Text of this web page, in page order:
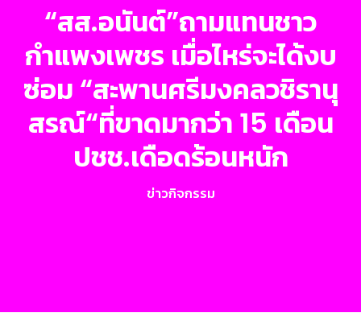
“สส.อนันต์”ถามแทนชาว
กำแพงเพชร เมื่อไหร่จะได้งบ
ซ่อม “สะพานศรีมงคลวชิรานุ
สรณ์“ที่ขาดมากว่า 15 เดือน
ปชช.เดือดร้อนหนัก
ข่าวกิจกรรม